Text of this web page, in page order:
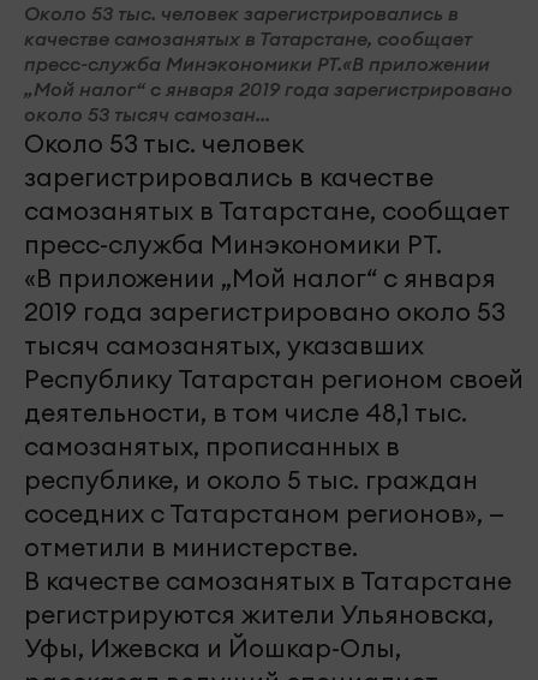
Около 53 тыс. человек зарегистрировались в
качестве самозанятых в Татарстане, сообщает
пресс-служба Минэкономики РТ.«В приложении
„Мой налог“ с января 2019 года зарегистрировано
около 53 тысяч самозан...
Около 53 тыс. человек
зарегистрировались в качестве
самозанятых в Татарстане, сообщает
пресс-служба Минэкономики РТ.
«В приложении „Мой налог“ с января
2019 года зарегистрировано около 53
тысяч самозанятых, указавших
Республику Татарстан регионом своей
деятельности, в том числе 48,1 тыс.
самозанятых, прописанных в
республике, и около 5 тыс. граждан
соседних с Татарстаном регионов», —
отметили в министерстве.
В качестве самозанятых в Татарстане
регистрируются жители Ульяновска,
Уфы, Ижевска и Йошкар-Олы,